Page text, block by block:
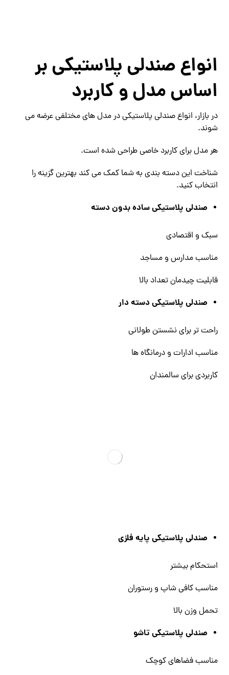
انواع صندلی پلاستیکی بر
اساس مدل و کاربرد
در بازار، انواع صندلی پلاستیکی در مدل‌ های مختلفی عرضه می
‌شوند.
هر مدل برای کاربرد خاصی طراحی شده است.
شناخت این دسته‌ بندی به شما کمک می‌ کند بهترین گزینه را
انتخاب کنید.
صندلی پلاستیکی ساده بدون دسته
سبک و اقتصادی
مناسب مدارس و مساجد
قابلیت چیدمان تعداد بالا
صندلی پلاستیکی دسته‌ دار
راحت ‌تر برای نشستن طولانی
مناسب ادارات و درمانگاه ‌ها
کاربردی برای سالمندان
صندلی پلاستیکی پایه فلزی
استحکام بیشتر
مناسب کافی‌ شاپ و رستوران
تحمل وزن بالا
صندلی پلاستیکی تاشو
مناسب فضاهای کوچک